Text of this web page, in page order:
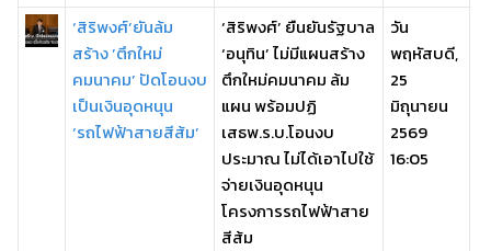
‘สิริพงศ์’ยันล้ม
สร้าง ’ตึกใหม่
คมนาคม’ ปัดโอนงบ
เป็นเงินอุดหนุน
‘รถไฟฟ้าสายสีส้ม’
‘สิริพงศ์’ ยืนยันรัฐบาล
‘อนุทิน’ ไม่มีแผนสร้าง
ตึกใหม่คมนาคม ล้ม
แผน พร้อมปฏิ
เสธพ.ร.บ.โอนงบ
ประมาณ ไม่ได้เอาไปใช้
จ่ายเงินอุดหนุน
โครงการรถไฟฟ้าสาย
สีส้ม
วัน
พฤหัสบดี,
25
มิถุนายน
2569
16:05